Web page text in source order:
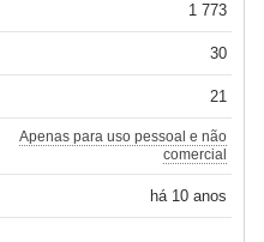
1 773
30
21
Apenas para uso pessoal e não
comercial
há 10 anos